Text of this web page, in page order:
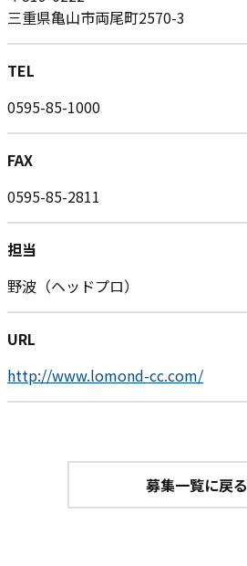
三重県亀山市両尾町2570-3
TEL
0595-85-1000
FAX
0595-85-2811
担当
野波（ヘッドプロ）
URL
http://www.lomond-cc.com/
募集一覧に戻る